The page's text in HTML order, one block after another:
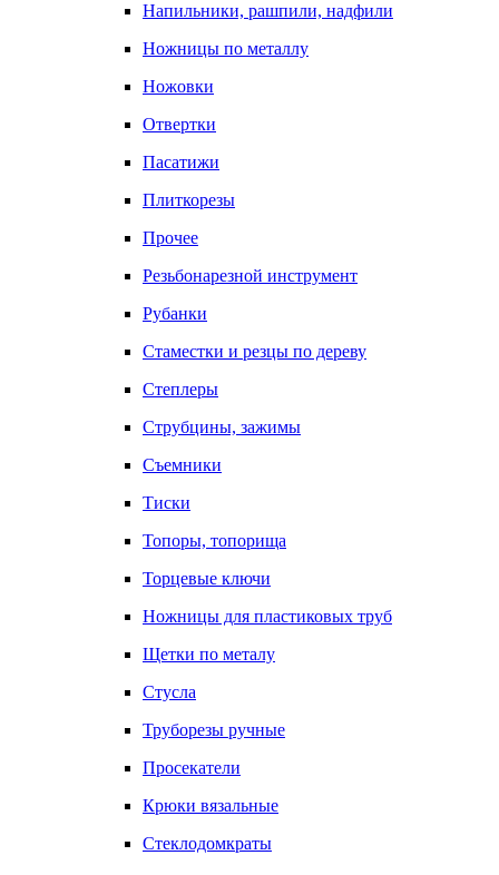
Напильники, рашпили, надфили
Ножницы по металлу
Ножовки
Отвертки
Пасатижи
Плиткорезы
Прочее
Резьбонарезной инструмент
Рубанки
Стаместки и резцы по дереву
Степлеры
Струбцины, зажимы
Съемники
Тиски
Топоры, топорища
Торцевые ключи
Ножницы для пластиковых труб
Щетки по металу
Стусла
Труборезы ручные
Просекатели
Крюки вязальные
Стеклодомкраты